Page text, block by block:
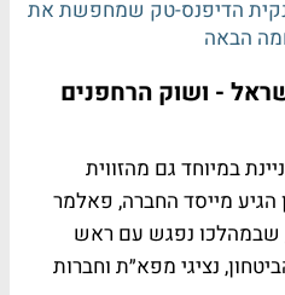
הדיפנס-טק שמחפשת את
הבאה
- ושוק הרחפנים
במיוחד גם מהזווית
הגיע מייסד החברה, פאלמר
שבמהלכו נפגש עם ראש
נציגי מפא״ת וחברות